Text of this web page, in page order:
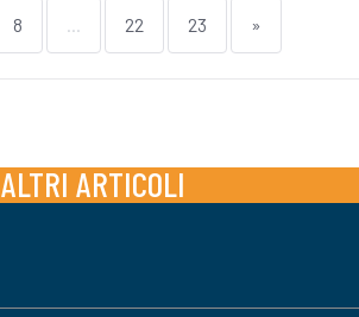
8 ... 22 23 »
ALTRI ARTICOLI